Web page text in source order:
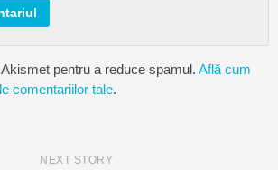
pentru a reduce spamul. Află cum
comentariilor tale.
NEXT STORY